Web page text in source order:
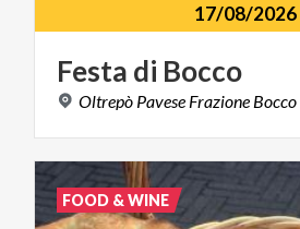
17/08/2026
Festa di Bocco
Oltrepò Pavese Frazione Bocco
FOOD & WINE